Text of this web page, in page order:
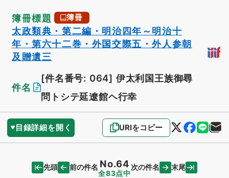
簿冊標題 簿冊
太政類典・第二編・明治四年～明治十
年・第六十二巻・外国交際五・外人参朝
及贈遺三
件名
[件名番号: 064] 伊太利国王族御尋
問トシテ延遼館ヘ行幸
目録詳細を開く URIをコピー
先頭 前の件名 No.64
全83点中
次の件名 末尾